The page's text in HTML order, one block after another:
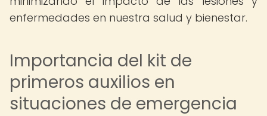
enfermedades en nuestra salud y bienestar.
Importancia del kit de
primeros auxilios en
situaciones de emergencia